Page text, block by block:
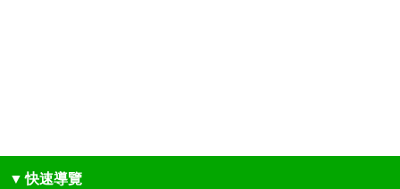
▼ 快速導覽